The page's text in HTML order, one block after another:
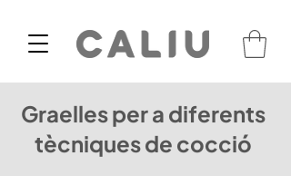
Graelles per a diferents
tècniques de cocció